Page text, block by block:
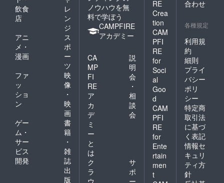
飲食
店
レ
ン
ジ
アニ
メ・
漫画
ス
ポ
ー
ツ
ファ
ッ
ショ
ン
映
像
・
映
画
ゲー
ム・
サー
ビス
開発
書
籍
・
雑
誌
出
版
ノウハウを無
料で学ぼう
CAMPFIRE
アカデミー
CA
MP
FI
RE
ア
カ
デ
ミ
ー
と
は
説
明
会
・
相
談
会
ク
ラ
ウ
サ
ポ
ー
RE
Crea
tion
CAM
PFI
RE
for
Soci
al
Goo
d
CAM
PFI
RE
for
Ente
rtain
men
t
合わせ
各種規定
利用規
約
細則
プライ
バシー
ポリ
シー
特定商
取引法
に基づ
く表記
情報セ
キュリ
ティ方
針